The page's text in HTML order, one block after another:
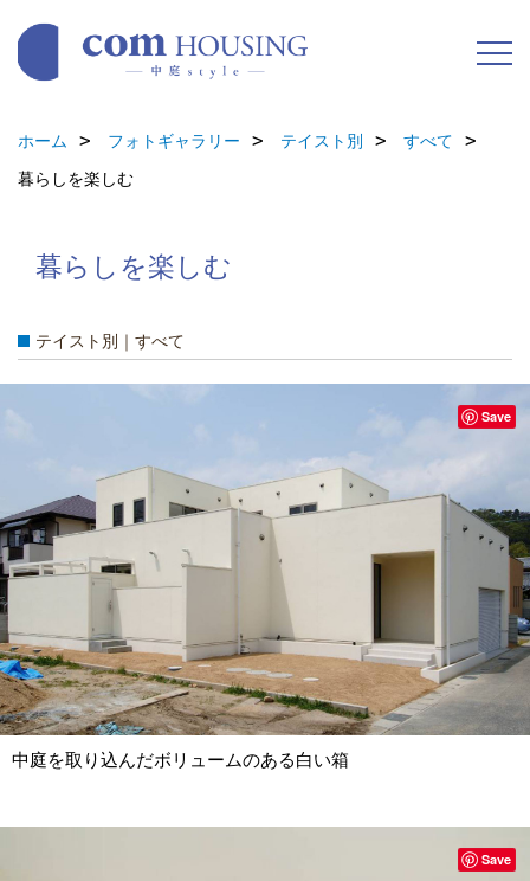
ホーム フォトギャラリー テイスト別
すべて
暮らしを楽しむ
暮らしを楽しむ
テイスト別｜すべて
中庭を取り込んだボリュームのある白い箱
Save
Save